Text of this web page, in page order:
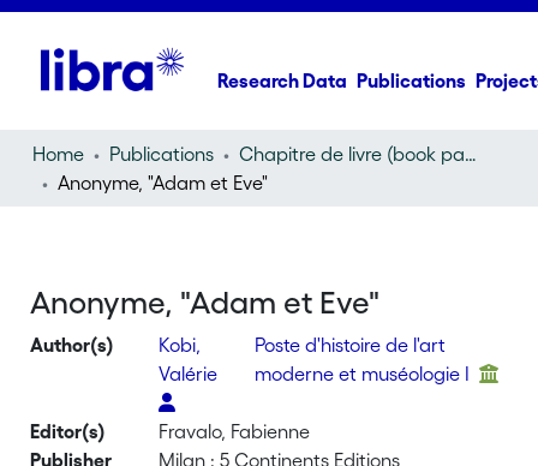
Research Data Publications
Home Publications
Chapitre de livre (book part)
Anonyme, "Adam et Eve"
Anonyme, "Adam et Eve"
Author(s)
Kobi,
Valérie
Poste d'histoire de l'art
moderne et muséologie I
Editor(s)
Fravalo, Fabienne
Publisher
Milan : 5 Continents Editions